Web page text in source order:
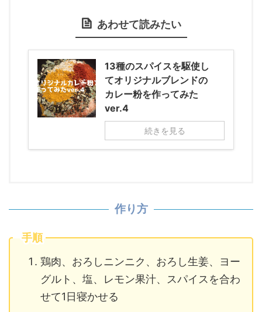
あわせて読みたい
13種のスパイスを駆使し
てオリジナルブレンドの
カレー粉を作ってみた
ver.4
続きを見る
作り方
手順
鶏肉、おろしニンニク、おろし生姜、ヨー
グルト、塩、レモン果汁、スパイスを合わ
せて1日寝かせる